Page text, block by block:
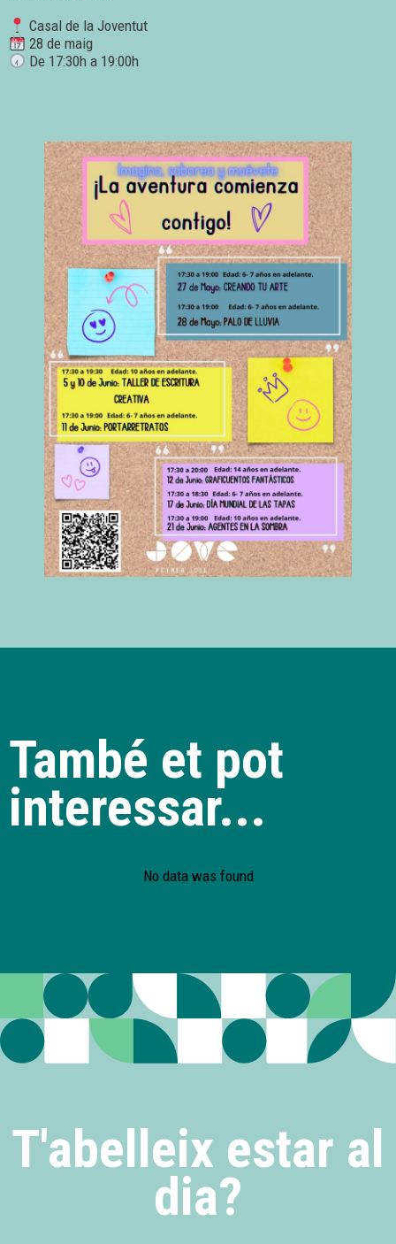
Casal de la Joventut
28 de maig
De 17:30h a 19:00h
També et pot
interessar...
No data was found
T'abelleix estar al
dia?